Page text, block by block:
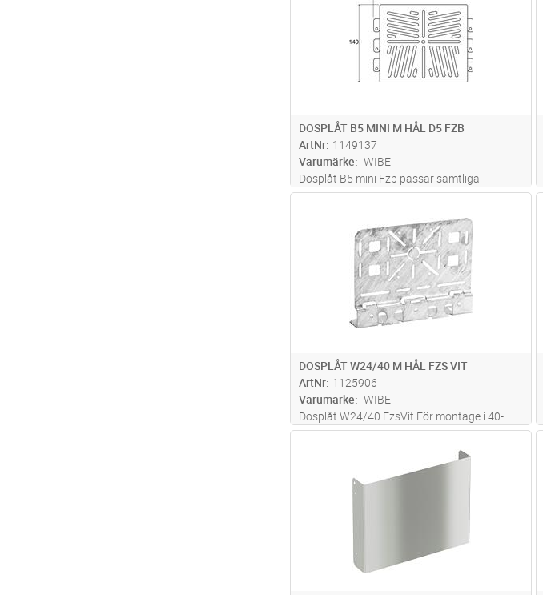
DOSPLÅT B5 MINI M HÅL D5 FZB
ArtNr 1149137
Varumärke
WIBE
Dosplåt B5 mini Fzb passar samtliga
trådstegar. Hålade plåtar är försedda med
DOSPLÅT W24/40 M HÅL FZS VIT
ArtNr 1125906
Varumärke
WIBE
Dosplåt W24/40 FzsVit För montage i 40-
kantsrännor och armaturskenor
Lägg i kundvagn